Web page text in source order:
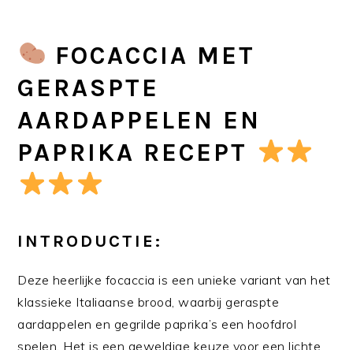
FOCACCIA MET
GERASPTE
AARDAPPELEN EN
PAPRIKA RECEPT
INTRODUCTIE:
Deze heerlijke focaccia is een unieke variant van het
klassieke Italiaanse brood, waarbij geraspte
aardappelen en gegrilde paprika’s een hoofdrol
spelen. Het is een geweldige keuze voor een lichte